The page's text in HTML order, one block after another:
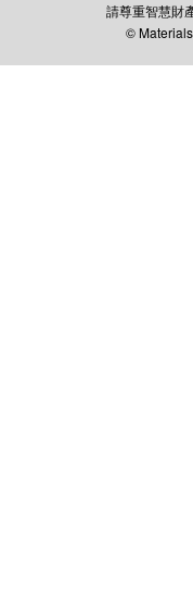
請尊重智慧財
©